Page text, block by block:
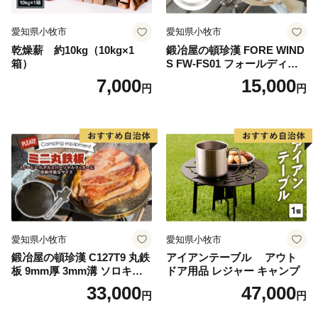
※与謝野町にお住まいの方からのご寄附の場合は、特典
を送付することができません。ご了承ください。
愛知県小牧市
乾燥薪 約10kg（10kg×1
箱）
7,000円
愛知県小牧市
鍛冶屋の頓珍漢 FORE WIND
S FW-FS01 フォールディン
グ キャンプストーブ専用 五
15,000円
愛知県小牧市
鍛冶屋の頓珍漢 C127T9 丸鉄
板 9mm厚 3mm溝 ソロキャ
ンプ用 専用ハンドル付き ス
ノーピーク アルミパーソナ
33,000円
愛知県小牧市
アイアンテーブル アウト
ドア用品 レジャー キャンプ
47,000円